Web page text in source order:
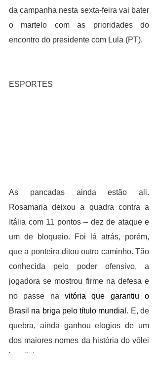
da campanha nesta sexta-feira vai bater
o martelo com as prioridades do
encontro do presidente com Lula (PT).
ESPORTES
As pancadas ainda estão ali.
Rosamaria deixou a quadra contra a
Itália com 11 pontos – dez de ataque e
um de bloqueio. Foi lá atrás, porém,
que a ponteira ditou outro caminho. Tão
conhecida pelo poder ofensivo, a
jogadora se mostrou firme na defesa e
no passe na vitória que garantiu o
Brasil na briga pelo título mundial . E, de
quebra, ainda ganhou elogios de um
dos maiores nomes da história do vôlei
brasileiro.